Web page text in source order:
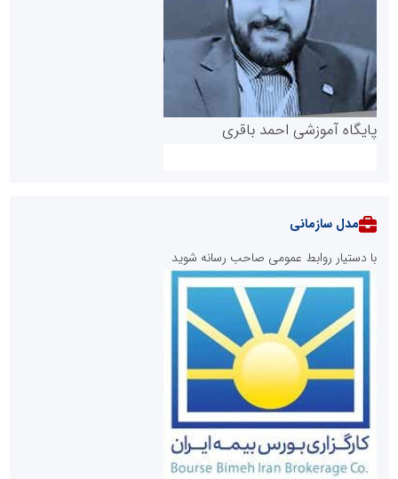
پایگاه آموزشی احمد باقری
روابط عمومی خبرگزاری گزارش خبر
مدل سازمانی
با دستیار روابط عمومی صاحب رسانه شوید